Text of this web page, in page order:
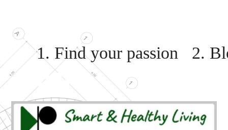
1. Find your passion 2.